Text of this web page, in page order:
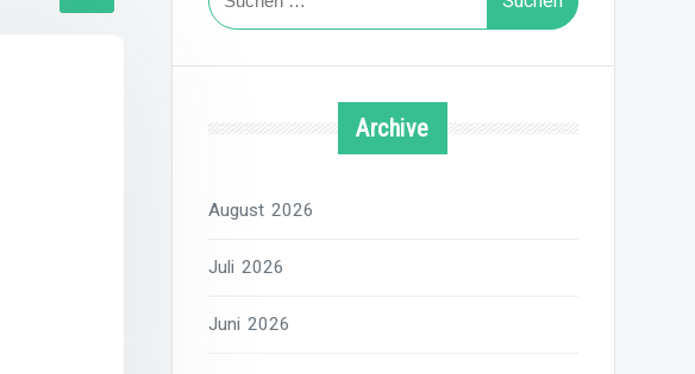
nach:
Archive
August 2026
Juli 2026
Juni 2026